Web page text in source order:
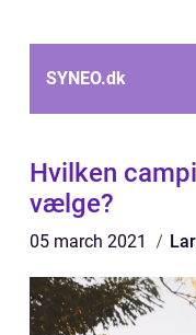
SYNEO.dk
Hvilken
vælge?
05 march 2021